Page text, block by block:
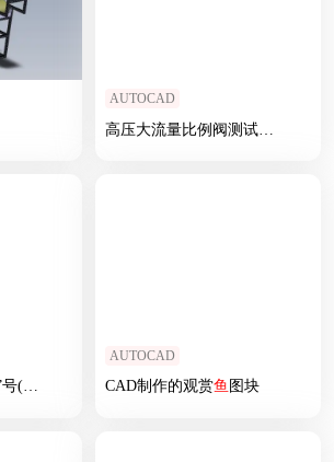
AUTOCAD
高压大流量比例阀测试试验台
基于美国海军“箭鱼”号(级)的
AUTOCAD
CAD制作的观赏鱼图块